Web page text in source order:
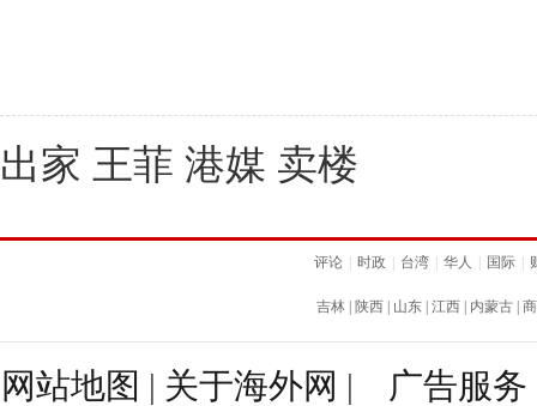
出家 王菲 港媒 卖楼
评论 时政 台湾 华人 国际
吉林 陕西 山东 江西 内蒙古
网站地图 | 关于海外网 | 广告服务